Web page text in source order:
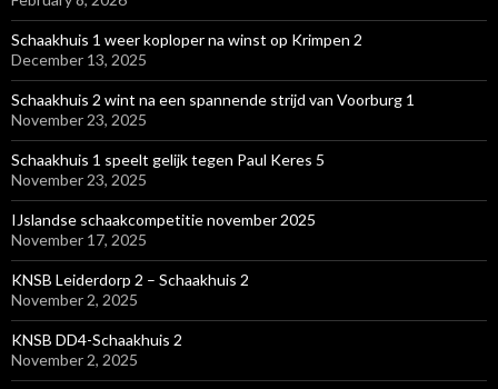
Schaakhuis 1 weer koploper na winst op Krimpen 2
December 13, 2025
Schaakhuis 2 wint na een spannende strijd van Voorburg 1
November 23, 2025
Schaakhuis 1 speelt gelijk tegen Paul Keres 5
November 23, 2025
IJslandse schaakcompetitie november 2025
November 17, 2025
KNSB Leiderdorp 2 – Schaakhuis 2
November 2, 2025
KNSB DD4-Schaakhuis 2
November 2, 2025